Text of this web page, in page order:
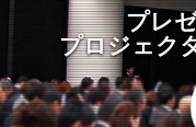
プレ
プロジェク